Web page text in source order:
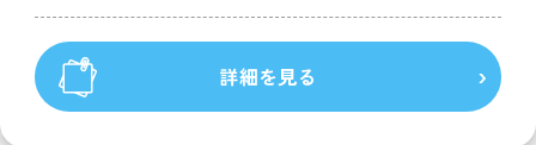
詳細を見る